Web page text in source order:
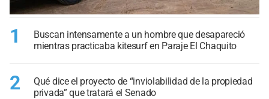
1
Buscan intensamente a un hombre que desapareció
mientras practicaba kitesurf en Paraje El Chaquito
2
Qué dice el proyecto de “inviolabilidad de la propiedad
privada” que tratará el Senado